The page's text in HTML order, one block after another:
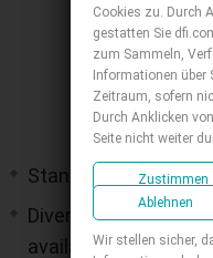
Stand type Chassis
Diverse Storage
available
Cookies zu. Durch
gestatten Sie
zum Sammeln,
Informationen über
Zeitraum, sofern
Durch Anklicken
Seite nicht weiter
Zustimmen
Ablehnen
Wir stellen sicher,